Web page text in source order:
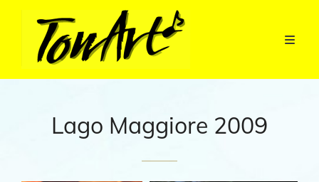
Lago Maggiore 2009